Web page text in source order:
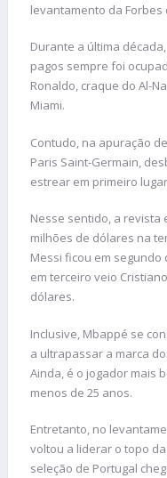
levantamento da Forbes
Durante a última
pagos sempre foi
Ronaldo, craque do Al-
Miami.
Contudo, na apuração
Paris Saint-Germain,
estrear em primeiro
Nesse sentido, a revista
milhões de dólares na
Messi ficou em segundo
em terceiro veio
dólares.
Inclusive, Mbappé se
a ultrapassar a marca
Ainda, é o jogador mais
menos de 25 anos.
Entretanto, no
voltou a liderar o topo
seleção de Portugal